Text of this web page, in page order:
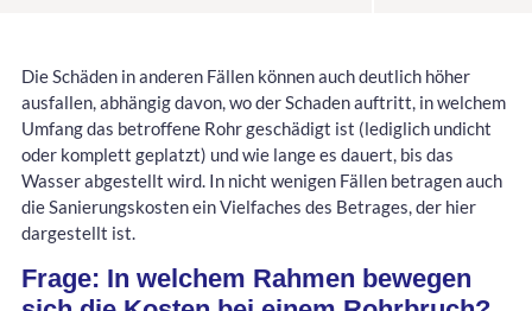
Die Schäden in anderen Fällen können auch deutlich höher
ausfallen, abhängig davon, wo der Schaden auftritt, in welchem
Umfang das betroffene Rohr geschädigt ist (lediglich undicht
oder komplett geplatzt) und wie lange es dauert, bis das
Wasser abgestellt wird. In nicht wenigen Fällen betragen auch
die Sanierungskosten ein Vielfaches des Betrages, der hier
dargestellt ist.
Frage: In welchem Rahmen bewegen